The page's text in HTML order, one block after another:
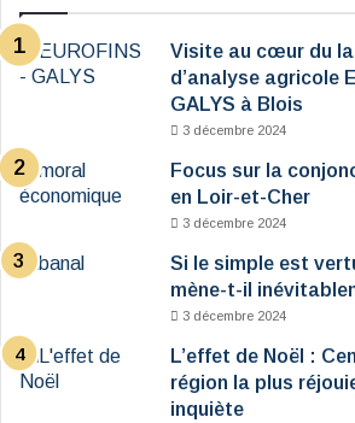
Visite au cœur du
d’analyse agricole
GALYS à Blois
3 décembre 2024
Focus sur la
en Loir-et-Cher
3 décembre 2024
Si le simple est
mène-t-il
3 décembre 2024
L’effet de Noël :
région la plus
inquiète